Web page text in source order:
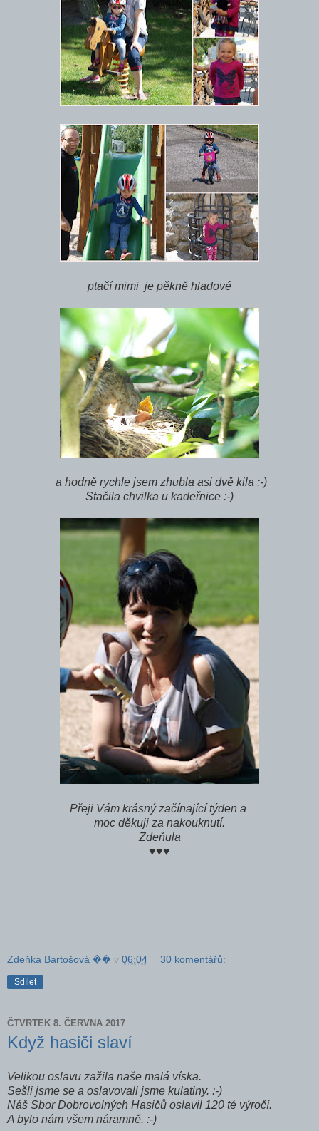
ptačí mimi je pěkně hladové
a hodně rychle jsem zhubla asi dvě kila :-)
Stačila chvilka u kadeřnice :-)
Přeji Vám krásný začínající týden a
moc děkuji za nakouknutí.
Zdeňula
♥♥♥
Zdeňka Bartošová �� v 06:04 30 komentářů:
Sdílet
ČTVRTEK 8. ČERVNA 2017
Když hasiči slaví
Velikou oslavu zažila naše malá víska.
Sešli jsme se a oslavovali jsme kulatiny. :-)
Náš Sbor Dobrovolných Hasičů oslavil 120 té výročí.
A bylo nám všem náramně. :-)